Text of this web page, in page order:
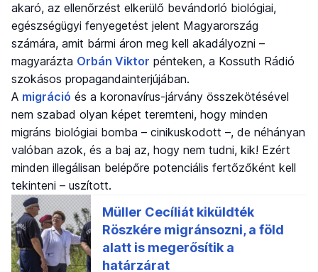
akaró, az ellenőrzést elkerülő bevándorló biológiai,
egészségügyi fenyegetést jelent Magyarország
számára, amit bármi áron meg kell akadályozni –
magyarázta Orbán Viktor pénteken, a Kossuth Rádió
szokásos propagandainterjújában.
A migráció és a koronavírus-járvány összekötésével
nem szabad olyan képet teremteni, hogy minden
migráns biológiai bomba – cinikuskodott –, de néhányan
valóban azok, és a baj az, hogy nem tudni, kik! Ezért
minden illegálisan belépőre potenciális fertőzőként kell
tekinteni – uszított.